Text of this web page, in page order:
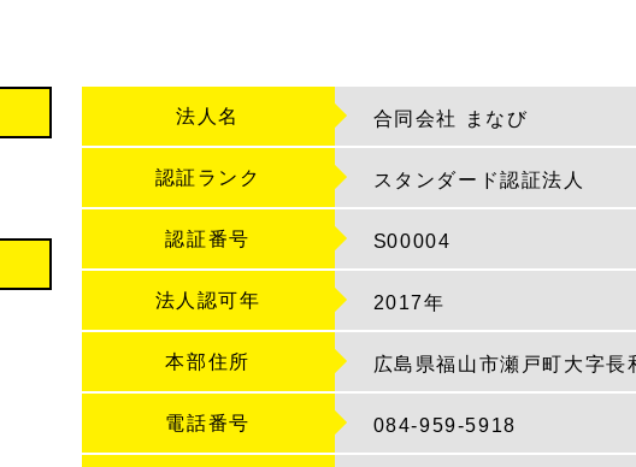
法人名 合同会社 まなび
認証ランク スタンダード認証法人
認証番号 S00004
法人認可年 2017年
本部住所 広島県福山市瀬戸町大字長
電話番号 084-959-5918